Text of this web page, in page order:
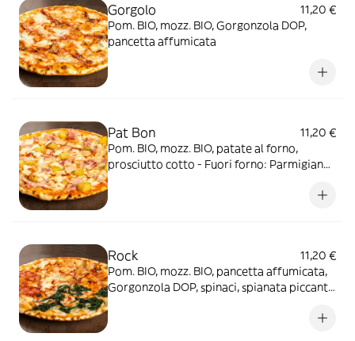
Gorgolo
11,20 €
Pom. BIO, mozz. BIO, Gorgonzola DOP,
pancetta affumicata
Pat Bon
11,20 €
Pom. BIO, mozz. BIO, patate al forno,
prosciutto cotto - Fuori forno: Parmigiano
Rock
11,20 €
Pom. BIO, mozz. BIO, pancetta affumicata,
Gorgonzola DOP, spinaci, spianata piccante